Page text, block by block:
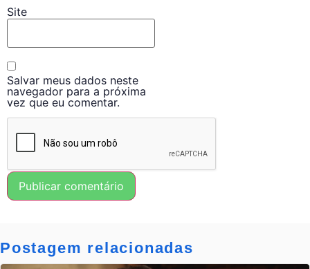
Site
Salvar meus dados neste
navegador para a próxima
vez que eu comentar.
Postagem relacionadas